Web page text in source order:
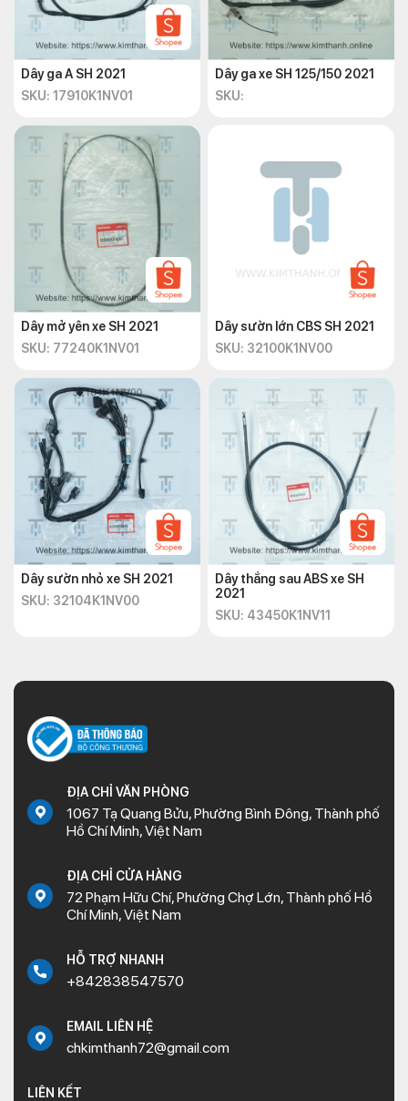
Dây ga A SH 2021
SKU: 17910K1NV01
Dây ga xe SH 125/150 2021
SKU:
Dây mở yên xe SH 2021
SKU: 77240K1NV01
Dây sườn lớn CBS SH 2021
SKU: 32100K1NV00
Dây sườn nhỏ xe SH 2021
SKU: 32104K1NV00
Dây thắng sau ABS xe SH
2021
SKU: 43450K1NV11
ĐỊA CHỈ VĂN PHÒNG
1067 Tạ Quang Bửu, Phường Bình Đông, Thành phố
Hồ Chí Minh, Việt Nam
ĐỊA CHỈ CỬA HÀNG
72 Phạm Hữu Chí, Phường Chợ Lớn, Thành phố Hồ
Chí Minh, Việt Nam
HỖ TRỢ NHANH
+842838547570
EMAIL LIÊN HỆ
chkimthanh72@gmail.com
LIÊN KẾT